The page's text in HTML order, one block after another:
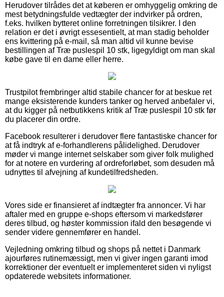
Herudover tilrådes det at køberen er omhyggelig omkring de
mest betydningsfulde vedtægter der indvirker på ordren,
f.eks. hvilken bytteret online forretningen tilsikrer. I den
relation er det i øvrigt essesentielt, at man stadig beholder
ens kvittering på e-mail, så man altid vil kunne bevise
bestillingen af Træ puslespil 10 stk, ligegyldigt om man skal
købe gave til en dame eller herre.
Trustpilot frembringer altid stabile chancer for at beskue ret
mange eksisterende kunders tanker og herved anbefaler vi,
at du kigger på netbutikkens kritik af Træ puslespil 10 stk før
du placerer din ordre.
Facebook resulterer i derudover flere fantastiske chancer for
at få indtryk af e-forhandlerens pålidelighed. Derudover
møder vi mange internet selskaber som giver folk mulighed
for at notere en vurdering af ordreforløbet, som desuden må
udnyttes til afvejning af kundetilfredsheden.
Vores side er finansieret af indtægter fra annoncer. Vi har
aftaler med en gruppe e-shops eftersom vi markedsfører
deres tilbud, og høster kommission ifald den besøgende vi
sender videre gennemfører en handel.
Vejledning omkring tilbud og shops på nettet i Danmark
ajourføres rutinemæssigt, men vi giver ingen garanti imod
korrektioner der eventuelt er implementeret siden vi nyligst
opdaterede websitets informationer.